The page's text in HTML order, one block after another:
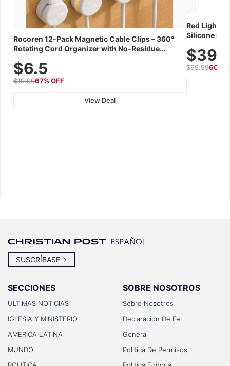
Rocoren 12-Pack Magnetic Cable Clips – 360°
Rotating Cord Organizer with No-Residue
Wall, Car & Office, White
$6.5
$19.9967% OFF
View Deal
Red Light
Silicone
$99.9960%
SUSCRÍBASE
SECCIONES
ULTIMAS NOTICIAS
IGLESIA Y MINISTERIO
AMERICA LATINA
MUNDO
SOBRE NOSOTROS
Sobre Nosotros
Declaración De Fe
General
Politica De Permisos